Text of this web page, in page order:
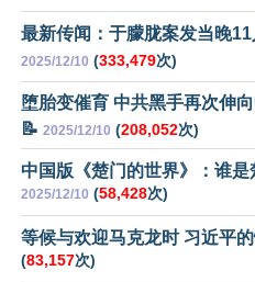
最新传闻：于朦胧案发当晚
2025/12/10 (333,479次)
堕胎变催育 中共黑手再次伸
📝 2025/12/10 (208,052次)
中国版《楚门的世界》：谁
2025/12/10 (58,428次)
等候与欢迎马克龙时 习近平
(83,157次)